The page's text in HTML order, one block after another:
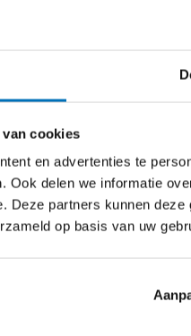
cookies
en advertenties te
Ook delen we informatie
Deze partners kunnen
op basis van uw
scans van
voor de eerste kopie en 4
vanaf je computer,
voor Android en de
en printopdrachten verstuurt.
en een QR-knop voor